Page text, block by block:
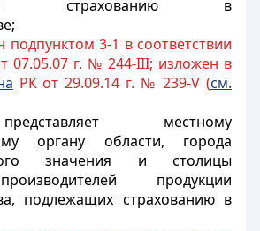
страхованию в
подпунктом 3-1 в соответствии
07.05.07 г. № 244-III; изложен в
РК от 29.09.14 г. № 239-V (см.
местному
органу области, города
значения и столицы
продукции
подлежащих страхованию в